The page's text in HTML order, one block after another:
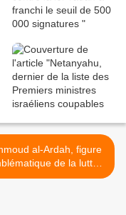
al-Ardah, figure
de la lutte
pour son